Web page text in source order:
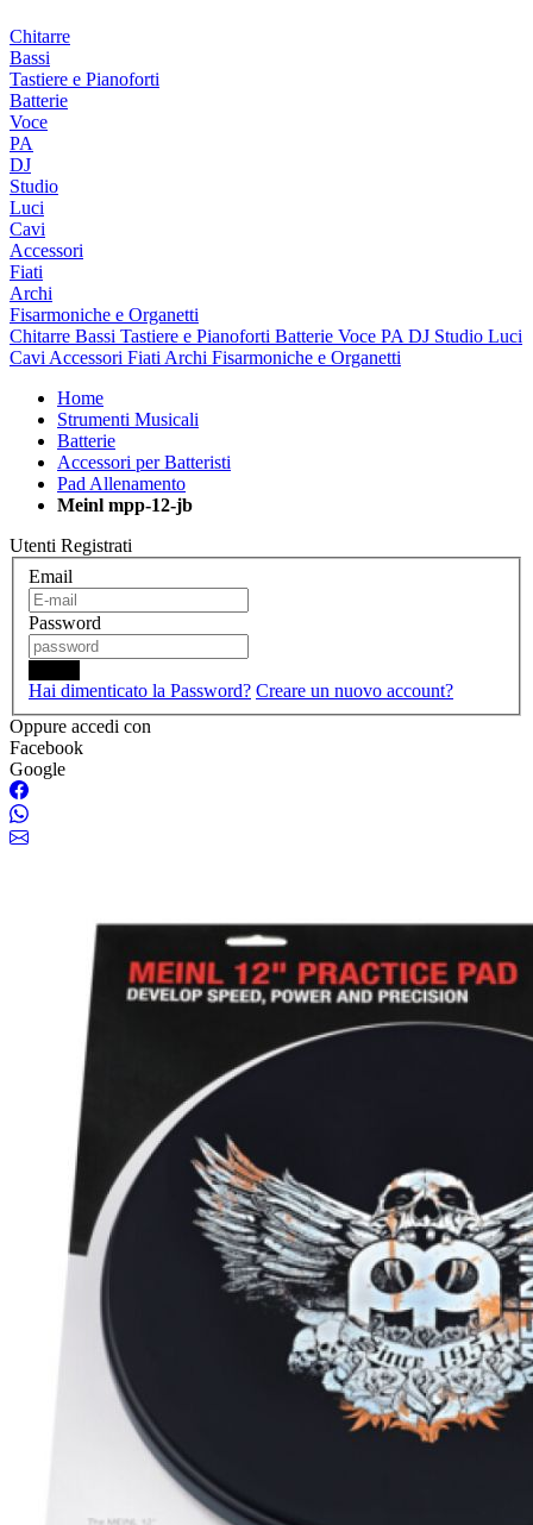
Chitarre
Bassi
Tastiere e Pianoforti
Batterie
Voce
PA
DJ
Studio
Luci
Cavi
Accessori
Fiati
Archi
Fisarmoniche e Organetti
Chitarre Bassi Tastiere e Pianoforti Batterie Voce PA DJ Studio Luci
Cavi Accessori Fiati Archi Fisarmoniche e Organetti
Home
Strumenti Musicali
Batterie
Accessori per Batteristi
Pad Allenamento
Meinl mpp-12-jb
Utenti Registrati
Email
Password
Hai dimenticato la Password? Creare un nuovo account?
Oppure accedi con
Facebook
Google